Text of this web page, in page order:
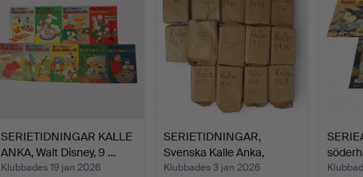
SERIETIDNINGAR KALLE
ANKA, Walt Disney, 9 …
Klubbades 19 jan 2026
SERIETIDNINGAR,
Svenska Kalle Anka,
divers…
Klubbades 3 jan 2026